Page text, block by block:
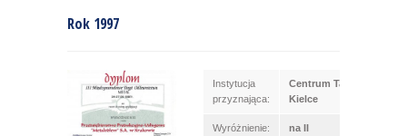
Rok 1997
Instytucja
przyznająca:
Centrum Targowe
Kielce
Wyróżnienie:
na II